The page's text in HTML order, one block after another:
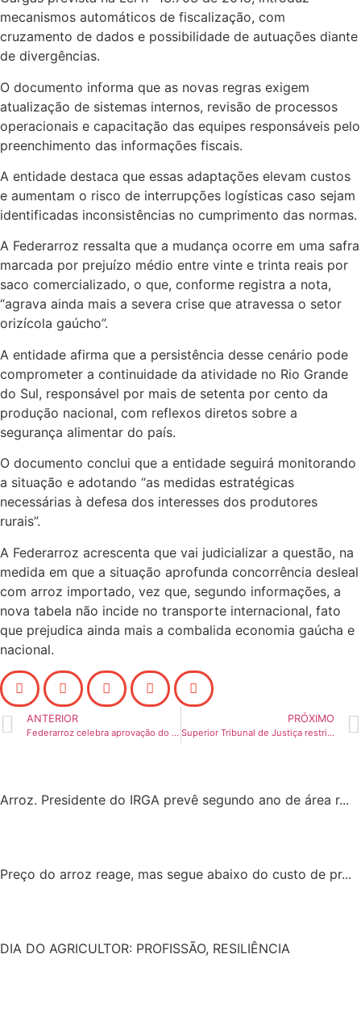
mecanismos automáticos de fiscalização, com
cruzamento de dados e possibilidade de autuações diante
de divergências.
O documento informa que as novas regras exigem
atualização de sistemas internos, revisão de processos
operacionais e capacitação das equipes responsáveis pelo
preenchimento das informações fiscais.
A entidade destaca que essas adaptações elevam custos
e aumentam o risco de interrupções logísticas caso sejam
identificadas inconsistências no cumprimento das normas.
A Federarroz ressalta que a mudança ocorre em uma safra
marcada por prejuízo médio entre vinte e trinta reais por
saco comercializado, o que, conforme registra a nota,
“agrava ainda mais a severa crise que atravessa o setor
orizícola gaúcho”.
A entidade afirma que a persistência desse cenário pode
comprometer a continuidade da atividade no Rio Grande
do Sul, responsável por mais de setenta por cento da
produção nacional, com reflexos diretos sobre a
segurança alimentar do país.
O documento conclui que a entidade seguirá monitorando
a situação e adotando “as medidas estratégicas
necessárias à defesa dos interesses dos produtores
rurais”.
A Federarroz acrescenta que vai judicializar a questão, na
medida em que a situação aprofunda concorrência desleal
com arroz importado, vez que, segundo informações, a
nova tabela não incide no transporte internacional, fato
que prejudica ainda mais a combalida economia gaúcha e
nacional.
ANTERIOR
Federarroz celebra aprovação do uso da Taxa CDO para apoiar cadeia produtiva do arroz
PRÓXIMO
Superior Tribunal de Justiça restringe direito de preferência em arrendamentos rurais
Arroz. Presidente do IRGA prevê segundo ano de área r...
Preço do arroz reage, mas segue abaixo do custo de pr...
DIA DO AGRICULTOR: PROFISSÃO, RESILIÊNCIA